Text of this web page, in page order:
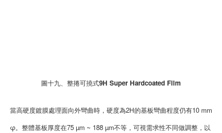
圖十九、整捲可撓式9H Super Hardcoated Film
當高硬度鍍膜處理面向外彎曲時，硬度為2H的基板彎曲程度仍有10 mm
φ。整體基板厚度在75 µm ~ 188 µm不等，可視需求性不同做調整，以